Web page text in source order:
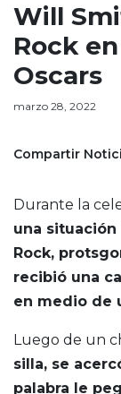
Will
Rock
Oscars
marzo 28, 2022
Compartir
Durante la
una situación
Rock,
recibió una
en medio de
Luego de un
silla, se
palabra le